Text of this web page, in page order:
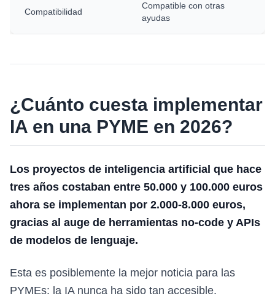
Compatibilidad
Compatible con otras
ayudas
¿Cuánto cuesta implementar
IA en una PYME en 2026?
Los proyectos de inteligencia artificial que hace
tres años costaban entre 50.000 y 100.000 euros
ahora se implementan por 2.000-8.000 euros,
gracias al auge de herramientas no-code y APIs
de modelos de lenguaje.
Esta es posiblemente la mejor noticia para las
PYMEs: la IA nunca ha sido tan accesible.